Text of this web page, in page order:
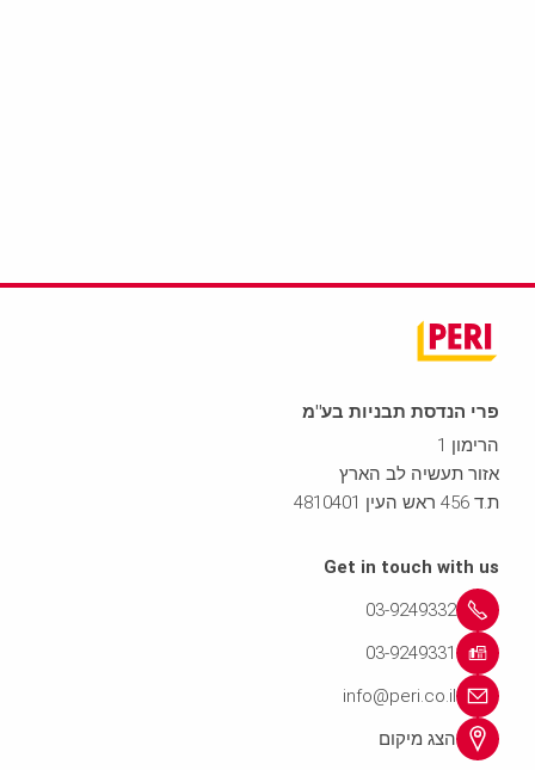
פרי הנדסת תבניות בע"מ
הרימון 1
אזור תעשיה לב הארץ
ת.ד 456 ראש העין 4810401
Get in touch with us
03-9249332
03-9249331
info@peri.co.il
הצג מיקום